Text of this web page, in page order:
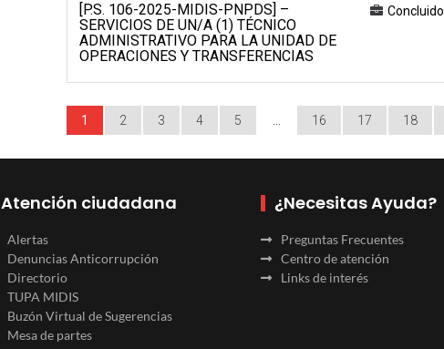
[P.S. 106-2025-MIDIS-PNPDS] –
SERVICIOS DE UN/A (1) TÉCNICO
ADMINISTRATIVO PARA LA UNIDAD DE
OPERACIONES Y TRANSFERENCIAS
Concluido
1 2 3 4 5 16 17 18
Atención ciudadana
Alertas
Denuncias Anticorrupción
Directorio
TUPA MIDIS
Buzón Virtual de Sugerencias
Mesa de partes
¿Necesitas Ayuda?
Preguntas Frecuentes
Centro de atención
Links de interés